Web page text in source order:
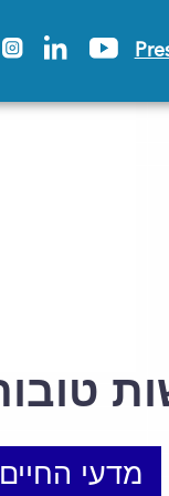
מדעי החיים